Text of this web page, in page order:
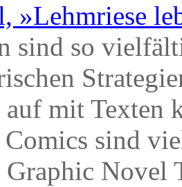
»Lehmriese
sind so
mit Texten
Comics sind
Novel